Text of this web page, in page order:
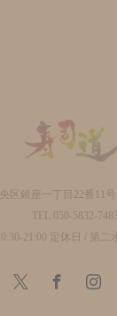
央区銀座一丁目22番
TEL.050-5832-7483
21:00 定休日 / 第二